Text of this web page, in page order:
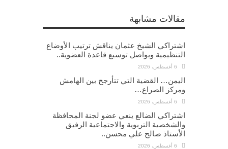
مقالات مشابهة
اشتراكي الشيخ عثمان يناقش ترتيب الأوضاع
التنظيمية ويواصل توسيع قاعدة العضوية..
6 أغسطس، 2026
اليمن… القضية التي تتأرجح بين الهامش
ومركز الصراع…
6 أغسطس، 2026
اشتراكي الضالع ينعي عضو لجنة المحافظة
والشخصية التربوية والاجتماعية الرفيق
الأستاذ صالح علي محسن..
6 أغسطس، 2026